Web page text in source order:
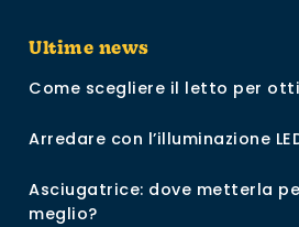
Ultime news
Come scegliere il letto per
Arredare con l’illuminazione
Asciugatrice: dove metterla
meglio?